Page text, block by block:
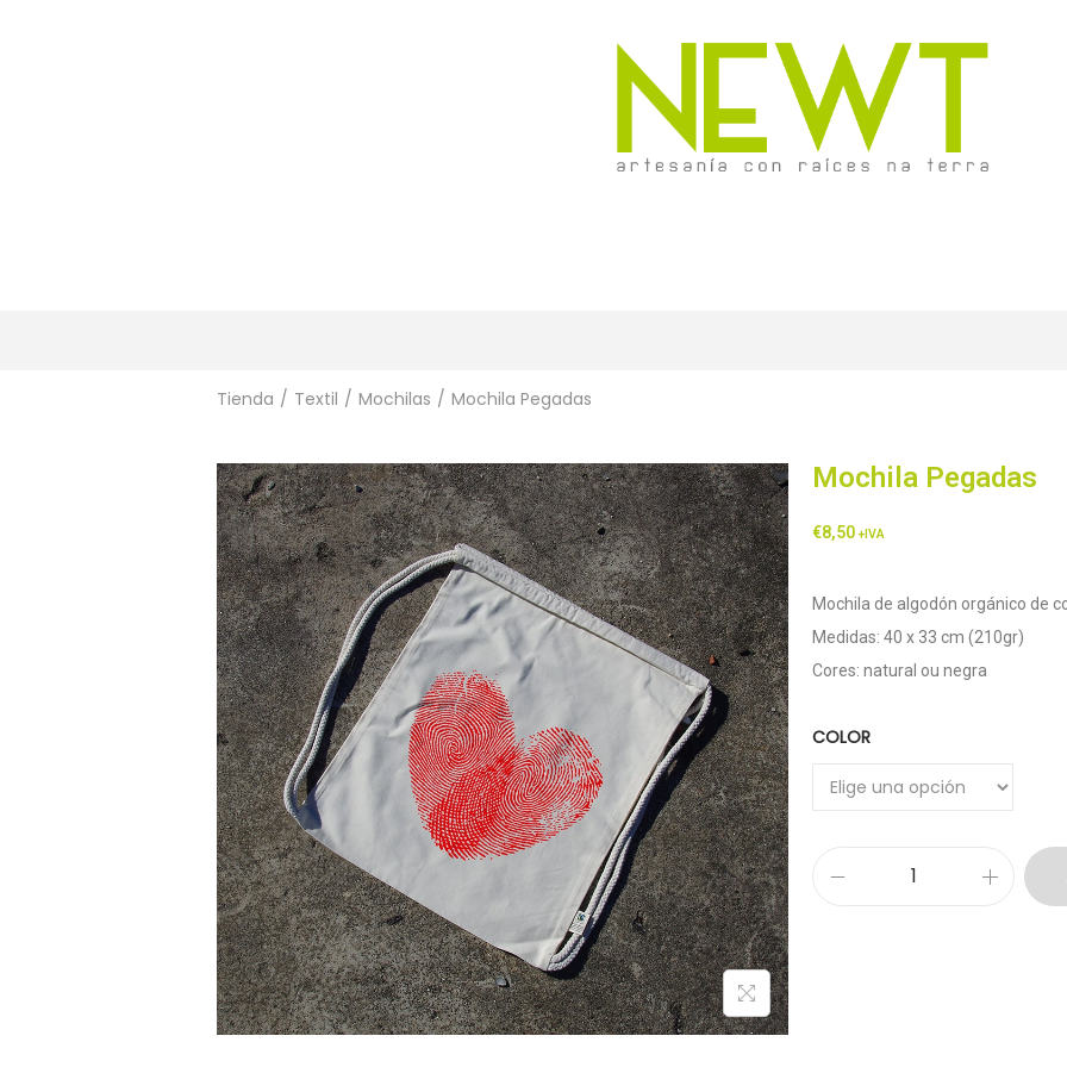
Tienda / Textil / Mochilas / Mochila Pegadas
Mochila Pegadas
€8,50 +IVA
Mochila de algodón orgánico de
Medidas: 40 x 33 cm (210gr)
Cores: natural ou negra
COLOR